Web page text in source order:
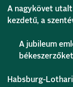
A nagykövet
kezdetű, a
A jubileum
Habsburg-